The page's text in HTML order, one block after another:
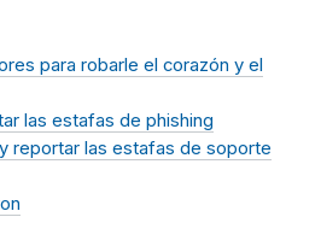
para robarle el corazón y el
las estafas de phishing
reportar las estafas de soporte